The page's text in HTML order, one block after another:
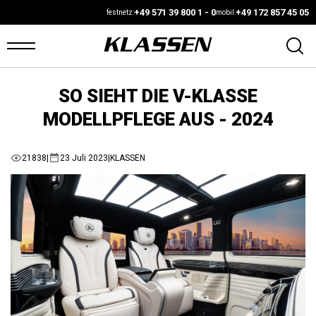
festnetz:+49 571 39 800 1 - 0mobil:+49 172 857 45 05
SO SIEHT DIE V-KLASSE
MODELLPFLEGE AUS - 2024
21838 23 Juli 2023 KLASSEN